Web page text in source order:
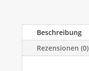
Beschreibung
Rezensionen (0)